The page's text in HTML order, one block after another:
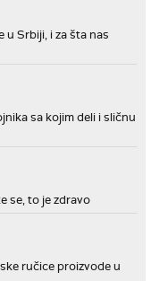
Srbiji, i za šta nas
sa kojim deli i sličnu
se, to je zdravo
ručice proizvode u